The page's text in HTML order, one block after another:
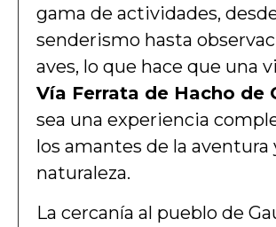
gama de actividades,
senderismo hasta
aves, lo que hace que una
Vía Ferrata de Hacho de
sea una experiencia
los amantes de la aventura
naturaleza.
La cercanía al pueblo de